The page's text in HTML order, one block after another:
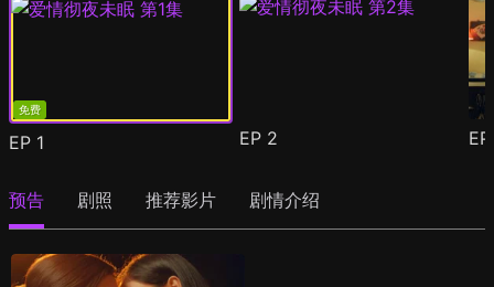
免费
EP 1 EP 2
预告 剧照 推荐影片 剧情介绍